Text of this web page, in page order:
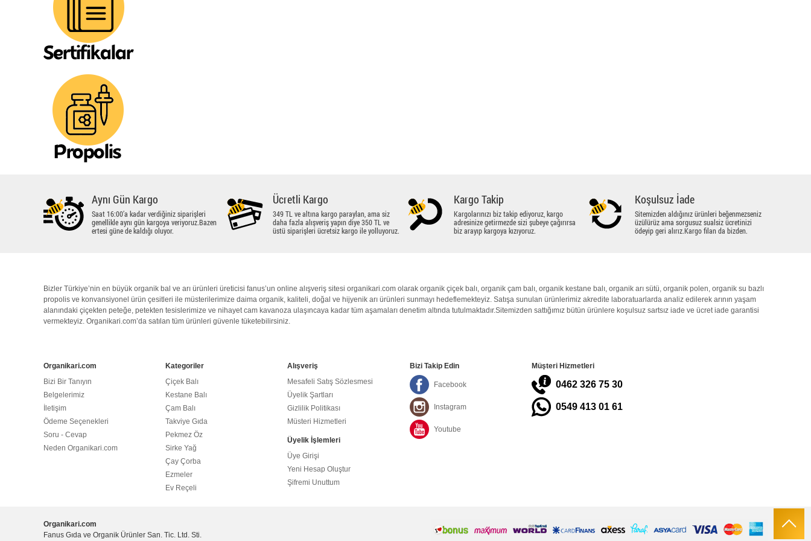
Aynı Gün Kargo
Saat 16:00’a kadar verdiğiniz siparişleri
genellikle aynı gün kargoya veriyoruz.Bazen
ertesi güne de kaldığı oluyor.
Ücretli Kargo
349 TL ve altına kargo paraylan, ama siz
daha fazla alışveriş yapın diye 350 TL ve
üstü siparişleri ücretsiz kargo ile yolluyoruz.
Kargo Takip
Kargolarınızı biz takip ediyoruz, kargo
adresinize getirmezde sizi şubeye çağırırsa
biz arayıp kargoya kızıyoruz.
Koşulsuz İade
Sitemizden aldığınız ürünleri beğenmezseniz
üzülürüz ama sorgusuz sualsiz ücretinizi
ödeyip geri alırız.Kargo filan da bizden.
Bizler Türkiye’nin en büyük organik bal ve arı ürünleri üreticisi fanus’un online alışveriş sitesi organikari.com olarak organik çiçek balı, organik çam balı, organik kestane balı, organik arı sütü, organik polen, organik su bazlı
propolis ve konvansiyonel ürün çesitleri ile müsterilerimize daima organik, kaliteli, doğal ve hijyenik arı ürünleri sunmayı hedeflemekteyiz. Satışa sunulan ürünlerimiz akredite laboratuarlarda analiz edilerek arının yaşam
alanındaki çiçekten peteğe, petekten tesislerimize ve nihayet cam kavanoza ulaşıncaya kadar tüm aşamaları denetim altında tutulmaktadır.Sitemizden sattığımız bütün ürünlere koşulsuz sartsız iade ve ücret iade garantisi
vermekteyiz. Organikari.com’da satılan tüm ürünleri güvenle tüketebilirsiniz.
Organikari.com
Bizi Bir Tanıyın
Belgelerimiz
İletişim
Ödeme Seçenekleri
Soru - Cevap
Neden Organikari.com
Kategoriler
Çiçek Balı
Kestane Balı
Çam Balı
Takviye Gıda
Pekmez Öz
Sirke Yağ
Çay Çorba
Ezmeler
Ev Reçeli
Alışveriş
Mesafeli Satış Sözlesmesi
Üyelik Şartları
Gizlilik Politikası
Müsteri Hizmetleri
Üyelik İşlemleri
Üye Girişi
Yeni Hesap Oluştur
Şifremi Unuttum
Bizi Takip Edin
Facebook
Instagram
Youtube
Müşteri Hizmetleri
0462 326 75 30
0549 413 01 61
Organikari.com
Fanus Gıda ve Organik Ürünler San. Tic. Ltd. Sti.